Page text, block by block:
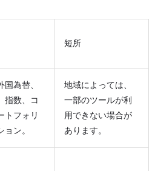
短所
為替、
指数、コ
トフォリ
ン。
地域によっては、
一部のツールが利
用できない場合が
あります。